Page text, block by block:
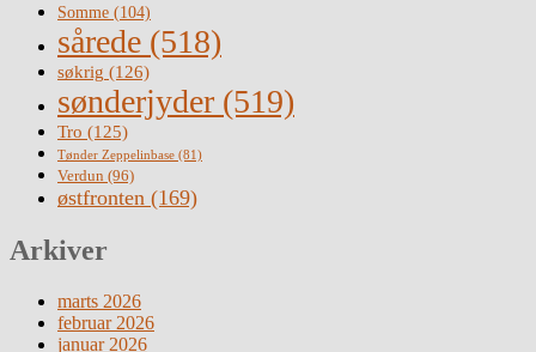
Somme (104)
sårede (518)
søkrig (126)
sønderjyder (519)
Tro (125)
Tønder Zeppelinbase (81)
Verdun (96)
østfronten (169)
Arkiver
marts 2026
februar 2026
januar 2026